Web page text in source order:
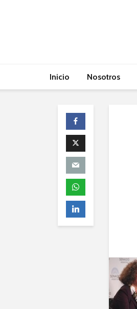
Inicio Nosotros